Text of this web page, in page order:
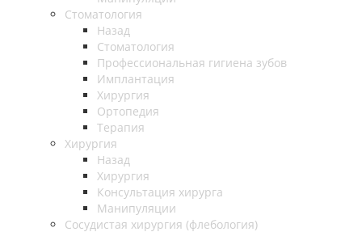
Стоматология
Назад
Стоматология
Профессиональная гигиена зубов
Имплантация
Хирургия
Ортопедия
Терапия
Хирургия
Назад
Хирургия
Консультация хирурга
Манипуляции
Cосудистая хирургия (флебология)